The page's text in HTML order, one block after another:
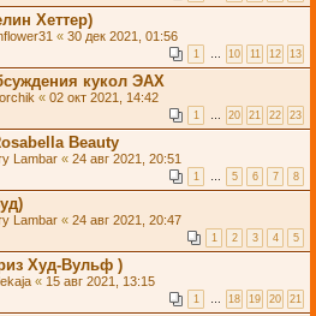
Хеттер)
« 30 дек 2021, 01:56
1 … 10 11 12 13
кукол ЭАХ
« 02 окт 2021, 14:42
1 … 20 21 22 23
Beauty
Lambar « 24 авг 2021, 20:51
1 … 5 6 7 8
Lambar « 24 авг 2021, 20:47
1 2 3 4 5
Худ-Вульф )
« 15 авг 2021, 13:15
1 … 18 19 20 21